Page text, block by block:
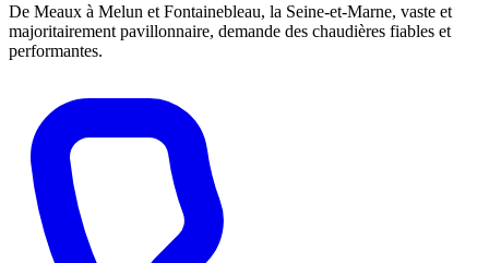
De Meaux à Melun et Fontainebleau, la Seine-et-Marne, vaste et
majoritairement pavillonnaire, demande des chaudières fiables et
performantes.